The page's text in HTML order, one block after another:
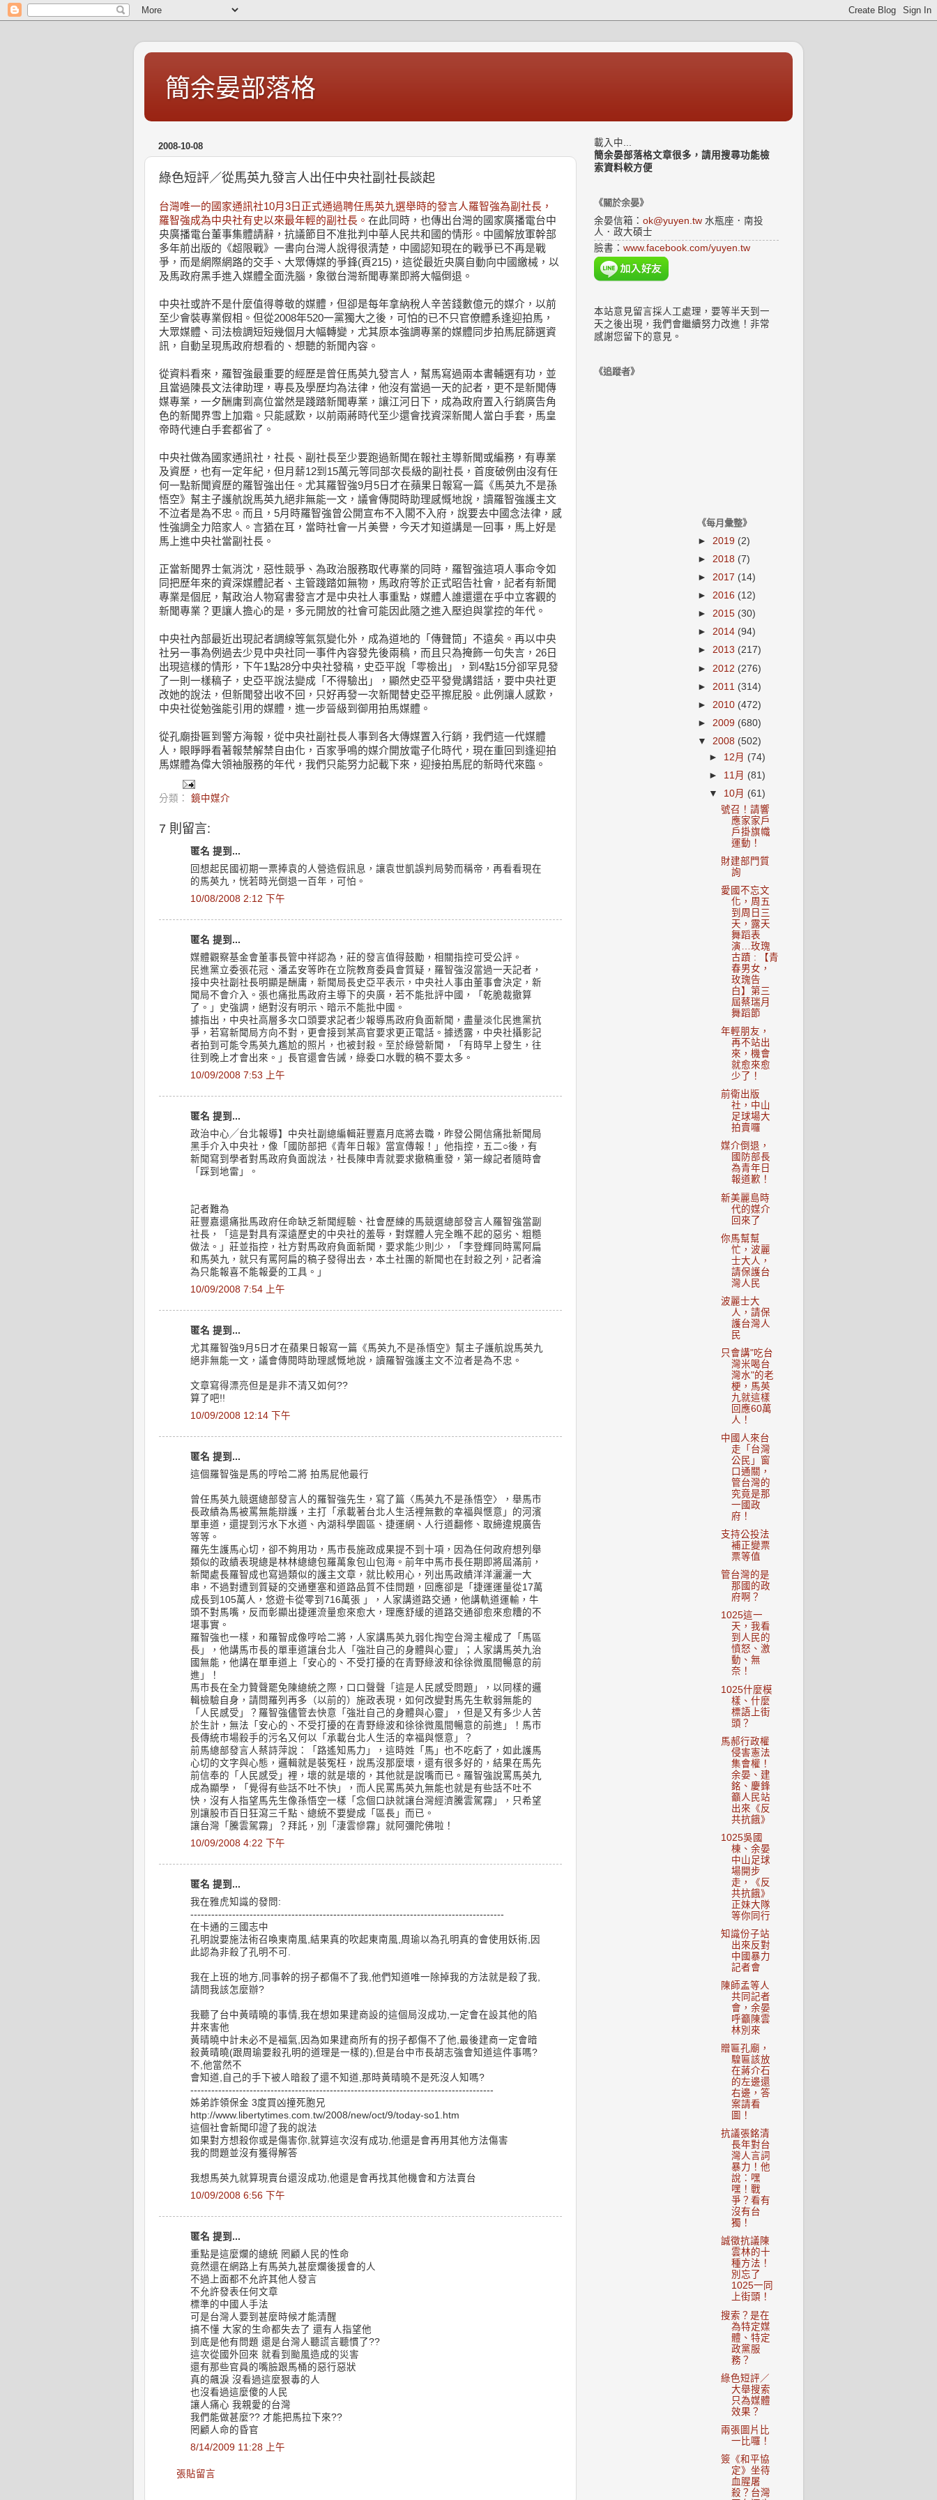
簡余晏部落格
2008-10-08
綠色短評／從馬英九發言人出任中央社副社長談起
台灣唯一的國家通訊社10月3日正式通過聘任馬英九選舉時的發言人羅智強為副社長，
羅智強成為中央社有史以來最年輕的副社長。 在此同時，也傳出台灣的國家廣播電台中
央廣播電台董事集體請辭，抗議節目不准批判中華人民共和國的情形。中國解放軍幹部
多年前出版的《超限戰》一書向台灣人說得很清楚，中國認知現在的戰爭已不再是戰
爭，而是網際網路的交手、大眾傳媒的爭鋒(頁215)，這從最近央廣自動向中國繳械，以
及馬政府黑手進入媒體全面洗腦，象徵台灣新聞專業即將大幅倒退。
中央社或許不是什麼值得尊敬的媒體，但卻是每年拿納稅人辛苦錢數億元的媒介，以前
至少會裝專業假相。但從2008年520一黨獨大之後，可怕的已不只官僚體系逢迎拍馬，
大眾媒體、司法檢調短短幾個月大幅轉變，尤其原本強調專業的媒體同步拍馬屁篩選資
訊，自動呈現馬政府想看的、想聽的新聞內容。
從資料看來，羅智強最重要的經歷是曾任馬英九發言人，幫馬寫過兩本書輔選有功，並
且當過陳長文法律助理，專長及學歷均為法律，他沒有當過一天的記者，更不是新聞傳
媒專業，一夕酬庸到高位當然是踐踏新聞專業，讓江河日下，成為政府置入行銷廣告角
色的新聞界雪上加霜。只能感歎，以前兩蔣時代至少還會找資深新聞人當白手套，馬皇
帝時代連白手套都省了。
中央社做為國家通訊社，社長、副社長至少要跑過新聞在報社主導新聞或編務，有專業
及資歷，也有一定年紀，但月薪12到15萬元等同部次長級的副社長，首度破例由沒有任
何一點新聞資歷的羅智強出任。尤其羅智強9月5日才在蘋果日報寫一篇《馬英九不是孫
悟空》幫主子護航說馬英九絕非無能一文，議會傳閱時助理感慨地說，讀羅智強護主文
不泣者是為不忠。而且，5月時羅智強曾公開宣布不入閣不入府，說要去中國念法律，感
性強調全力陪家人。言猶在耳，當時社會一片美譽，今天才知道講是一回事，馬上好是
馬上進中央社當副社長。
正當新聞界士氣消沈，惡性競爭、為政治服務取代專業的同時，羅智強這項人事命令如
同把歷年來的資深媒體記者、主管踐踏如無物，馬政府等於正式昭告社會，記者有新聞
專業是個屁，幫政治人物寫書發言才是中央社人事重點，媒體人誰還還在乎中立客觀的
新聞專業？更讓人擔心的是，多元開放的社會可能因此隨之進入壓迫與掌控的年代。
中央社內部最近出現記者調線等氣氛變化外，成為道地的「傳聲筒」不遠矣。再以中央
社另一事為例過去少見中央社同一事件內容發先後兩稿，而且只為掩飾一句失言，26日
出現這樣的情形，下午1點28分中央社發稿，史亞平說「零檢出」，到4點15分卻罕見發
了一則一樣稿子，史亞平說法變成「不得驗出」，顯然史亞平發覺講錯話，要中央社更
改她的說法，但新聞發出收不回，只好再發一次新聞替史亞平擦屁股。此例讓人感歎，
中央社從勉強能引用的媒體，進一步晉級到御用拍馬媒體。
從孔廟掛匾到警方海報，從中央社副社長人事到各大傳媒置入行銷，我們這一代媒體
人，眼睜睜看著報禁解禁自由化，百家爭鳴的媒介開放電子化時代，現在重回到逢迎拍
馬媒體為偉大領袖服務的年代，我們只能努力記載下來，迎接拍馬屁的新時代來臨。
分類： 鏡中媒介
7 則留言:
匿名 提到...
回想起民國初期一票捧袁的人營造假訊息，讓袁世凱誤判局勢而稱帝，再看看現在
的馬英九，恍若時光倒退一百年，可怕。
10/08/2008 2:12 下午
匿名 提到...
媒體觀察基金會董事長管中祥認為，莊的發言值得鼓勵，相關指控可受公評。
民進黨立委張花冠、潘孟安等昨在立院教育委員會質疑，羅智強沒當過一天記者，
接中央社副社長明顯是酬庸，新聞局長史亞平表示，中央社人事由董事會決定，新
聞局不會介入。張也痛批馬政府主導下的央廣，若不能批評中國，「乾脆裁撤算
了。」史強調，絕對沒有明示、暗示不能批中國。
據指出，中央社高層多次口頭要求記者少報導馬政府負面新聞，盡量淡化民進黨抗
爭，若寫新聞局方向不對，更會接到某高官要求更正電話。據透露，中央社攝影記
者拍到可能令馬英九尷尬的照片，也被封殺。至於綠營新聞，「有時早上發生，往
往到晚上才會出來。」長官還會告誡，綠委口水戰的稿不要太多。
10/09/2008 7:53 上午
匿名 提到...
政治中心╱台北報導】中央社副總編輯莊豐嘉月底將去職，昨發公開信痛批新聞局
黑手介入中央社，像「國防部把《青年日報》當宣傳報！」他指控，五二○後，有
新聞寫到學者對馬政府負面說法，社長陳申青就要求撤稿重發，第一線記者隨時會
「踩到地雷」。
記者難為
莊豐嘉還痛批馬政府任命缺乏新聞經驗、社會歷練的馬競選總部發言人羅智強當副
社長，「這是對具有深遠歷史的中央社的羞辱，對媒體人完全瞧不起的惡劣、粗糙
做法。」莊並指控，社方對馬政府負面新聞，要求能少則少，「李登輝同時罵阿扁
和馬英九，就只有罵阿扁的稿子發得出去，本土社團的新聞也在封殺之列，記者淪
為只能報喜不能報憂的工具。」
10/09/2008 7:54 上午
匿名 提到...
尤其羅智強9月5日才在蘋果日報寫一篇《馬英九不是孫悟空》幫主子護航說馬英九
絕非無能一文，議會傳閱時助理感慨地說，讀羅智強護主文不泣者是為不忠。
文章寫得漂亮但是是非不清又如何??
算了吧!!
10/09/2008 12:14 下午
匿名 提到...
這個羅智強是馬的哼哈二將 拍馬屁他最行
曾任馬英九競選總部發言人的羅智強先生，寫了篇〈馬英九不是孫悟空〉，舉馬市
長政績為馬被罵無能辯護，主打「承載著台北人生活裡無數的幸福與愜意」的河濱
單車道，還提到污水下水道、內湖科學園區、捷運網、人行道翻修、取締違規廣告
等等。
羅先生護馬心切，卻不夠用功，馬市長施政成果提不到十項，因為任何政府想列舉
類似的政績表現總是林林總總包羅萬象包山包海。前年中馬市長任期即將屆滿前，
新聞處長羅智成也寫過類似的護主文章，就比較用心，列出馬政績洋洋灑灑一大
串，不過對遭到質疑的交通壅塞和道路品質不佳問題，回應卻是「捷運運量從17萬
成長到105萬人，悠遊卡從零到716萬張 」，人家講道路交通，他講軌道運輸，牛
頭不對馬嘴，反而彰顯出捷運流量愈來愈大，理應舒緩的道路交通卻愈來愈糟的不
堪事實。
羅智強也一樣，和羅智成像哼哈二將，人家講馬英九弱化掏空台灣主權成了「馬區
長」，他講馬市長的單車道讓台北人「強壯自己的身體與心靈」；人家講馬英九治
國無能，他講在單車道上「安心的、不受打擾的在青野綠波和徐徐微風間暢意的前
進」！
馬市長在全力贊聲罷免陳總統之際，口口聲聲「這是人民感受問題」，以同樣的邏
輯檢驗自身，請問羅列再多（以前的）施政表現，如何改變對馬先生軟弱無能的
「人民感受」？羅智強儘管去快意「強壯自己的身體與心靈」，但是又有多少人苦
於生計，無法「安心的、不受打擾的在青野綠波和徐徐微風間暢意的前進」！馬市
長傳統市場殺手的污名又何以「承載台北人生活的幸福與愜意」？
前馬總部發言人蔡詩萍說：「路遙知馬力」，這時姓「馬」也不吃虧了，如此護馬
心切的文字與心態，邏輯就是裝冤枉，說馬沒那麼壞，還有很多好的，結果在馬先
前信奉的「人民感受」裡，壞的就是壞的，其他就是說嘴而已。羅智強說罵馬英九
成為顯學，「覺得有些話不吐不快」，而人民罵馬英九無能也就是有些話不吐不
快，沒有人指望馬先生像孫悟空一樣「念個口訣就讓台灣經濟騰雲駕霧」，只希望
別讓股市百日狂瀉三千點、總統不要變成「區長」而已。
讓台灣「騰雲駕霧」？拜託，別「淒雲慘霧」就阿彌陀佛啦！
10/09/2008 4:22 下午
匿名 提到...
我在雅虎知識的發問:
------------------------------------------------------------------------------------------
在卡通的三國志中
孔明說要施法術召喚東南風,結果真的吹起東南風,周瑜以為孔明真的會使用妖術,因
此認為非殺了孔明不可.
我在上班的地方,同事幹的拐子都傷不了我,他們知道唯一除掉我的方法就是殺了我,
請問我該怎麼辦?
我聽了台中黃晴曉的事情,我在想如果建商設的這個局沒成功,一定會在設其他的陷
井來害他
黃晴曉中計未必不是福氣,因為如果建商所有的拐子都傷不了他,最後建商一定會暗
殺黃晴曉(跟周瑜要殺孔明的道理是一樣的),但是台中市長胡志強會知道這件事嗎?
不,他當然不
會知道,自己的手下被人暗殺了還不知道,那時黃晴曉不是死沒人知嗎?
---------------------------------------------------------------------------------------
姊弟詐領保金 3度買凶撞死胞兄
http://www.libertytimes.com.tw/2008/new/oct/9/today-so1.htm
這個社會新聞印證了我的說法
如果對方想殺你或是傷害你,就算這次沒有成功,他還是會再用其他方法傷害
我的問題並沒有獲得解答
我想馬英九就算現賣台還沒成功,他還是會再找其他機會和方法賣台
10/09/2008 6:56 下午
匿名 提到...
重點是這麼爛的總統 罔顧人民的性命
竟然還在網路上有馬英九甚麼爛後援會的人
不過上面都不允許其他人發言
不允許發表任何文章
標準的中國人手法
可是台灣人要到甚麼時候才能清醒
搞不懂 大家的生命都失去了 還有人指望他
到底是他有問題 還是台灣人聽謊言聽慣了??
這次從國外回來 就看到颱風造成的災害
還有那些官員的嘴臉跟馬桶的惡行惡狀
真的飆淚 沒看過這麼狠毒的人
也沒看過這麼傻的人民
讓人痛心 我親愛的台灣
我們能做甚麼?? 才能把馬拉下來??
罔顧人命的昏官
8/14/2009 11:28 上午
張貼留言
載入中...
簡余晏部落格文章很多，請用搜尋功能檢
索資料較方便
《關於余晏》
余晏信箱： ok@yuyen.tw 水瓶座．南投
人．政大碩士
臉書： www.facebook.com/yuyen.tw
本站意見留言採人工處理，要等半天到一
天之後出現，我們會繼續努力改進！非常
感謝您留下的意見。
《追蹤者》
《每月彙整》
► 2019 (2)
► 2018 (7)
► 2017 (14)
► 2016 (12)
► 2015 (30)
► 2014 (94)
► 2013 (217)
► 2012 (276)
► 2011 (314)
► 2010 (472)
► 2009 (680)
▼ 2008 (502)
► 12月 (74)
► 11月 (81)
▼ 10月 (61)
號召！請響
應家家戶
戶掛旗幟
運動！
財建部門質
詢
愛國不忘文
化，周五
到周日三
天，露天
舞蹈表
演…玫瑰
古蹟 : 【青
春男女，
玫瑰告
白】第三
屆蔡瑞月
舞蹈節
年輕朋友，
再不站出
來，機會
就愈來愈
少了！
前衛出版
社，中山
足球場大
拍賣囉
媒介倒退，
國防部長
為青年日
報道歉！
新美麗島時
代的媒介
回來了
你馬幫幫
忙，波麗
士大人，
請保護台
灣人民
波麗士大
人，請保
護台灣人
民
只會講"吃台
灣米喝台
灣水"的老
梗，馬英
九就這樣
回應60萬
人！
中國人來台
走「台灣
公民」窗
口通關，
管台灣的
究竟是那
一國政
府！
支持公投法
補正變票
票等值
管台灣的是
那國的政
府啊？
1025這一
天，我看
到人民的
憤怒、激
動、無
奈！
1025什麼模
樣、什麼
標語上街
頭？
馬郝行政權
侵害憲法
集會權！
余晏、建
銘、慶鋒
籲人民站
出來《反
共抗餓》
1025吳國
棟、余晏
中山足球
場開步
走，《反
共抗餓》
正妹大隊
等你同行
知識份子站
出來反對
中國暴力
記者會
陳師孟等人
共同記者
會，余晏
呼籲陳雲
林別來
贈匾孔廟，
騜匾該放
在蔣介石
的左邊還
右邊，答
案請看
圖！
抗議張銘清
長年對台
灣人言詞
暴力！他
說：嘿
嘿！戰
爭？看有
沒有台
獨！
誠徵抗議陳
雲林的十
種方法！
別忘了
1025一同
上街頭！
搜索？是在
為特定媒
體、特定
政黨服
務？
綠色短評／
大舉搜索
只為媒體
效果？
兩張圖片比
一比囉！
簽《和平協
定》坐待
血腥屠
殺？台灣